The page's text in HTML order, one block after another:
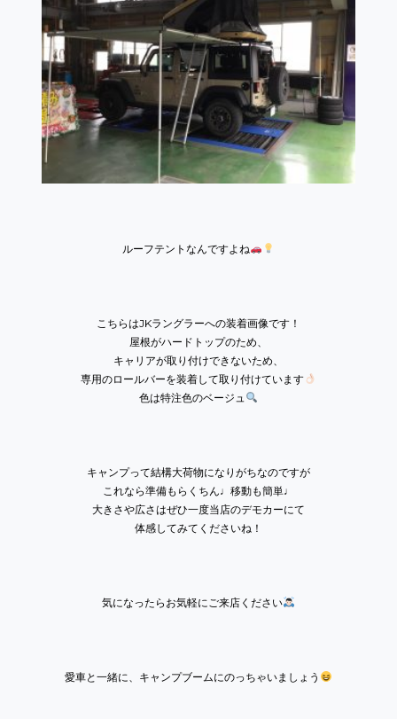
ルーフテントなんですよね
こちらはJKラングラーへの装着画像です！
屋根がハードトップのため、
キャリアが取り付けできないため、
専用のロールバーを装着して取り付けています
色は特注色のベージュ
キャンプって結構大荷物になりがちなのですが
これなら準備もらくちん♩移動も簡単♩
大きさや広さはぜひ一度当店のデモカーにて
体感してみてくださいね！
気になったらお気軽にご来店ください
愛車と一緒に、キャンプブームにのっちゃいましょう